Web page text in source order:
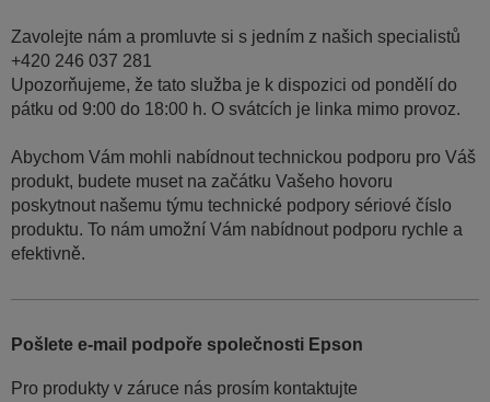
Zavolejte nám a promluvte si s jedním z našich specialistů
+420 246 037 281
Upozorňujeme, že tato služba je k dispozici od pondělí do
pátku od 9:00 do 18:00 h. O svátcích je linka mimo provoz.
Abychom Vám mohli nabídnout technickou podporu pro Váš
produkt, budete muset na začátku Vašeho hovoru
poskytnout našemu týmu technické podpory sériové číslo
produktu. To nám umožní Vám nabídnout podporu rychle a
efektivně.
Pošlete e-mail podpoře společnosti Epson
Pro produkty v záruce nás prosím kontaktujte